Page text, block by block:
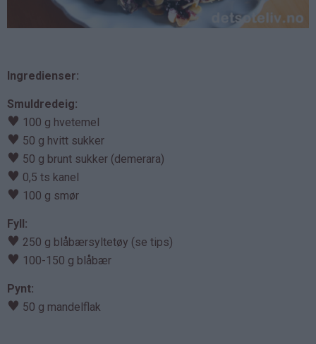
Ingredienser:
Smuldredeig:
♥ 100 g hvetemel
♥ 50 g hvitt sukker
♥ 50 g brunt sukker (demerara)
♥ 0,5 ts kanel
♥ 100 g smør
Fyll:
♥ 250 g blåbærsyltetøy (se tips)
♥ 100-150 g blåbær
Pynt:
♥ 50 g mandelflak